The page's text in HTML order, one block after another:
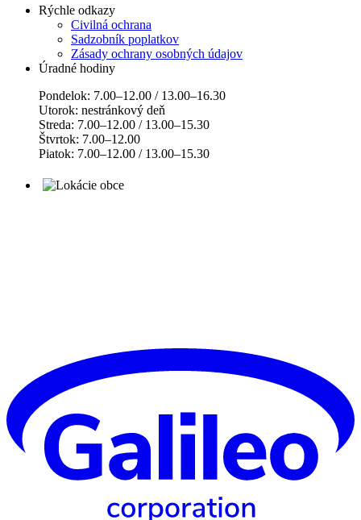
Rýchle odkazy
Civilná ochrana
Sadzobník poplatkov
Zásady ochrany osobných údajov
Úradné hodiny
Pondelok: 7.00–12.00 / 13.00–16.30
Utorok: nestránkový deň
Streda: 7.00–12.00 / 13.00–15.30
Štvrtok: 7.00–12.00
Piatok: 7.00–12.00 / 13.00–15.30